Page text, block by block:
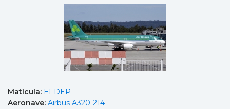
Matícula: EI-DEP
Aeronave: Airbus A320-214